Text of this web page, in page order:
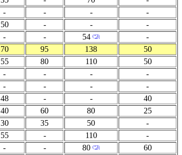
- - - -
50 - - -
- - 54 (*3) -
70 95 138 50
55 80 110 50
- - - -
- - - -
48 - - 40
40 60 80 25
30 35 50 -
55 - 110 -
- - 80 (*3) 60